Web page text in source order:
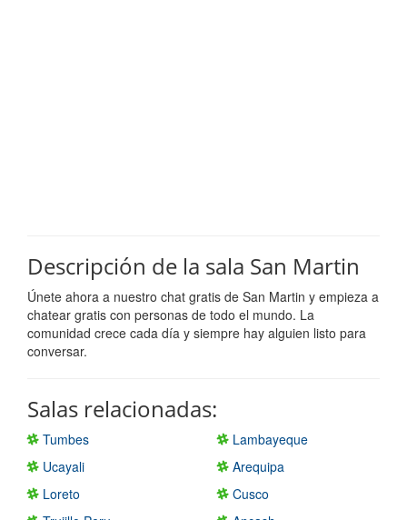
Descripción de la sala San Martin
Únete ahora a nuestro chat gratis de San Martin y empieza a
chatear gratis con personas de todo el mundo. La
comunidad crece cada día y siempre hay alguien listo para
conversar.
Salas relacionadas:
Tumbes
Lambayeque
Ucayali
Arequipa
Loreto
Cusco